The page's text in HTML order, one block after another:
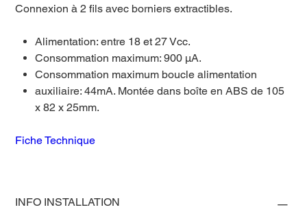
Connexion à 2 fils avec borniers extractibles.
Alimentation: entre 18 et 27 Vcc.
Consommation maximum: 900 μA.
Consommation maximum boucle alimentation
auxiliaire: 44mA. Montée dans boîte en ABS de 105
x 82 x 25mm.
Fiche Technique
INFO INSTALLATION